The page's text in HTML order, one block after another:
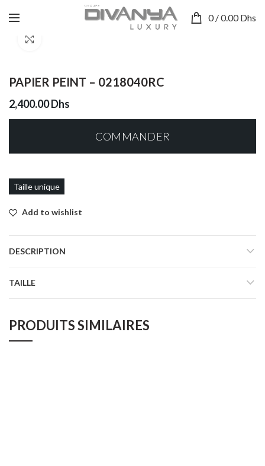
0/0.00Dhs
PAPIER PEINT – 0218040RC
2,400.00Dhs
COMMANDER
Taille unique
Add to wishlist
DESCRIPTION
TAILLE
PRODUITS SIMILAIRES